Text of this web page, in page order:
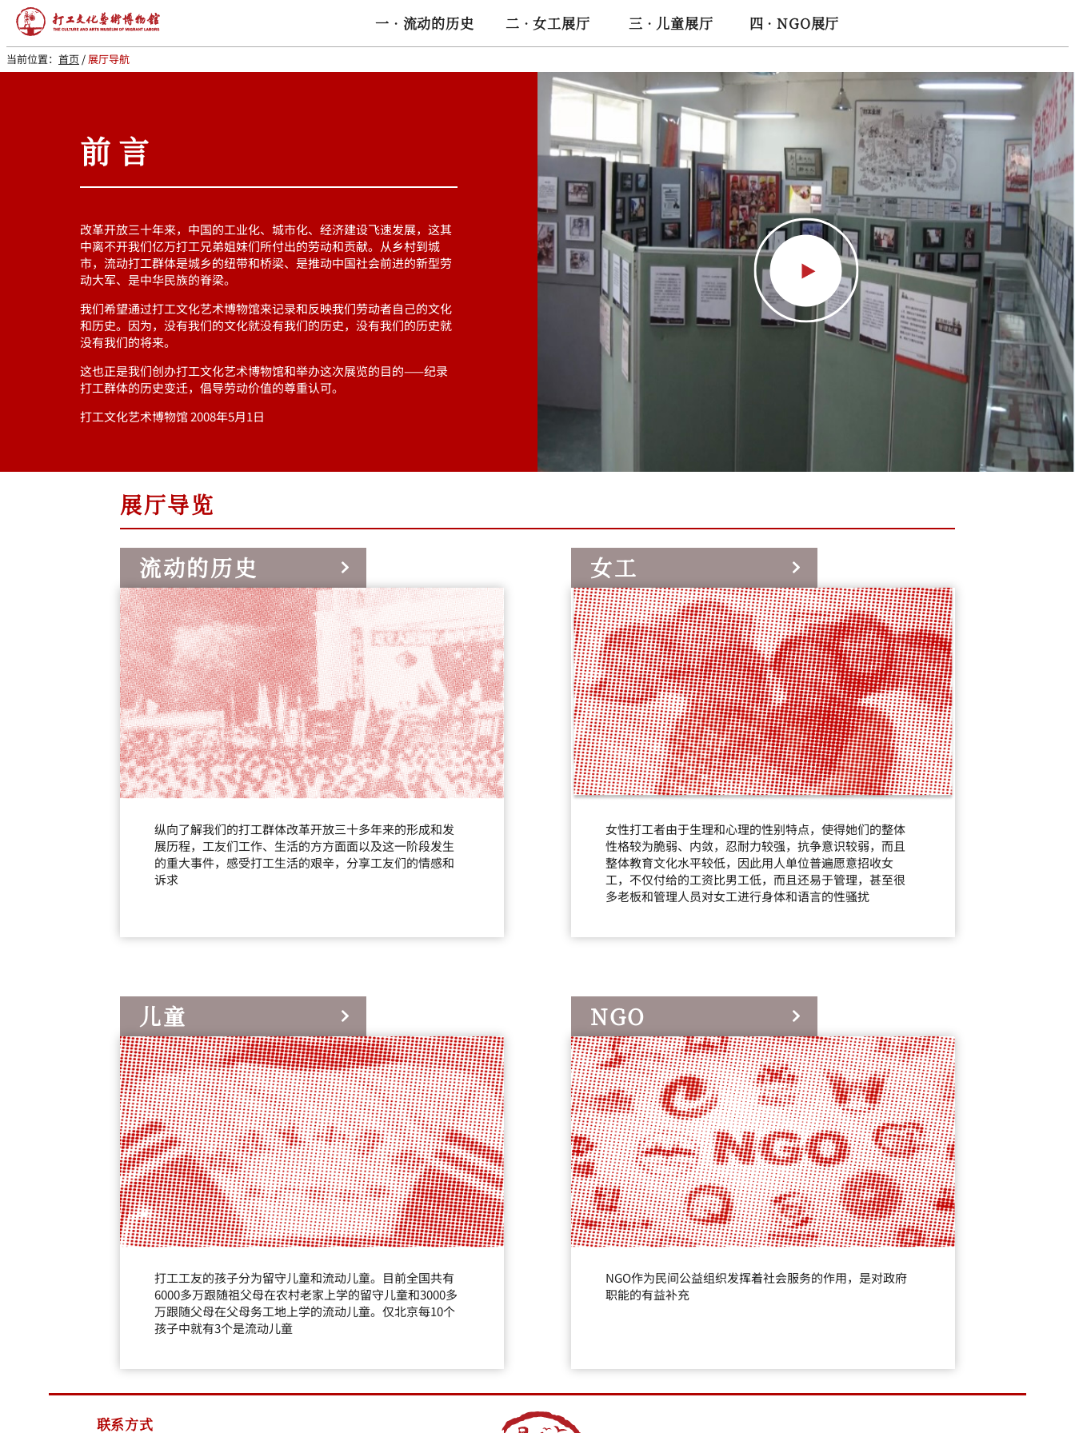
一 · 流动的历史 二 · 女工展厅 三 · 儿童展厅 四 · NGO展厅
当前位置： 首页 /展厅导航
前言
改革开放三十年来，中国的工业化、城市化、经济建设飞速发展，这其
中离不开我们亿万打工兄弟姐妹们所付出的劳动和贡献。从乡村到城
市，流动打工群体是城乡的纽带和桥梁、是推动中国社会前进的新型劳
动大军、是中华民族的脊梁。
我们希望通过打工文化艺术博物馆来记录和反映我们劳动者自己的文化
和历史。因为，没有我们的文化就没有我们的历史，没有我们的历史就
没有我们的将来。
这也正是我们创办打工文化艺术博物馆和举办这次展览的目的——纪录
打工群体的历史变迁，倡导劳动价值的尊重认可。
打工文化艺术博物馆 2008年5月1日
展厅导览
流动的历史
纵向了解我们的打工群体改革开放三十多年来的形成和发
展历程，工友们工作、生活的方方面面以及这一阶段发生
的重大事件，感受打工生活的艰辛，分享工友们的情感和
诉求
女工
女性打工者由于生理和心理的性别特点，使得她们的整体
性格较为脆弱、内敛，忍耐力较强，抗争意识较弱，而且
整体教育文化水平较低，因此用人单位普遍愿意招收女
工，不仅付给的工资比男工低，而且还易于管理，甚至很
多老板和管理人员对女工进行身体和语言的性骚扰
儿童
打工工友的孩子分为留守儿童和流动儿童。目前全国共有
6000多万跟随祖父母在农村老家上学的留守儿童和3000多
万跟随父母在父母务工地上学的流动儿童。仅北京每10个
孩子中就有3个是流动儿童
NGO
NGO作为民间公益组织发挥着社会服务的作用，是对政府
职能的有益补充
联系方式